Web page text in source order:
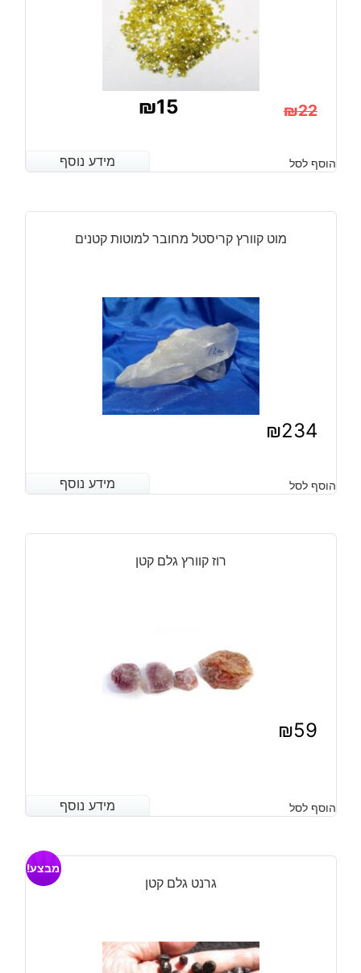
₪22
המקורי
₪15
הנוכחי
מידע נוסף הוסף לסל מידע נוסף
מוט קוורץ קריסטל מחובר למוטות קטנים
₪234
מידע נוסף הוסף לסל מידע נוסף
רוז קוורץ גלם קטן
₪59
מידע נוסף הוסף לסל מידע נוסף
גרנט גלם קטן
מבצע!